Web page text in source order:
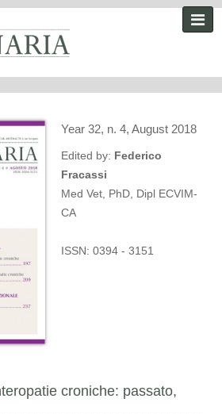
Year 32, n. 4, August 2018
Edited by: Federico
Fracassi
Med Vet, PhD, Dipl ECVIM-
CA
ISSN: 0394 - 3151
croniche: passato,